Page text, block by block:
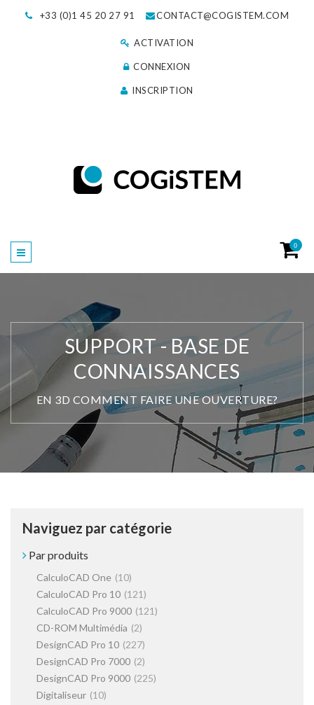
+33 (0)1 45 20 27 91 CONTACT@COGISTEM.COM
ACTIVATION
CONNEXION
INSCRIPTION
0
SUPPORT - BASE DE
CONNAISSANCES
EN 3D COMMENT FAIRE UNE OUVERTURE?
Naviguez par catégorie
Par produits
CalculoCAD One (10)
CalculoCAD Pro 10 (121)
CalculoCAD Pro 9000 (121)
CD-ROM Multimédia (2)
DesignCAD Pro 10 (227)
DesignCAD Pro 7000 (2)
DesignCAD Pro 9000 (225)
Digitaliseur (10)